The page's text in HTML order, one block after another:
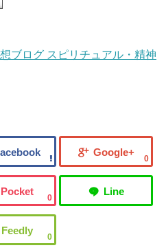
0
0
0